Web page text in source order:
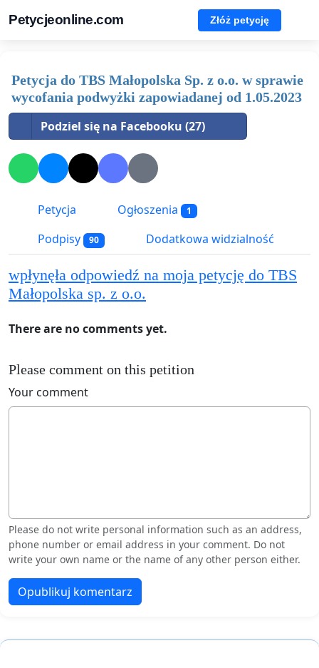
Petycjeonline.com Złóż petycję
Petycja do TBS Małopolska Sp. z o.o. w sprawie
wycofania podwyżki zapowiadanej od 1.05.2023
Podziel się na Facebooku (27)
Petycja Ogłoszenia 1
Podpisy 90 Dodatkowa widzialność
wpłynęła odpowiedź na moja petycję do TBS
Małopolska sp. z o.o.
There are no comments yet.
Please comment on this petition
Your comment
Please do not write personal information such as an address,
phone number or email address in your comment. Do not
write your own name or the name of any other person either.
Opublikuj komentarz